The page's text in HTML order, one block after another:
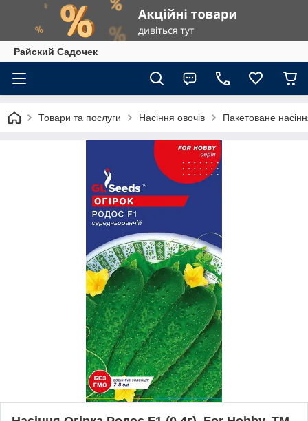
Райский Садочек
Товари та послуги Насіння овочів Пакетоване